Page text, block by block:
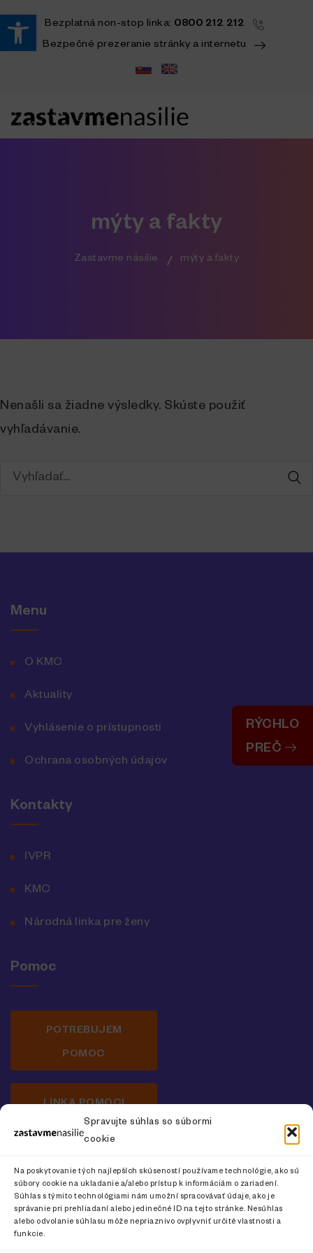
Open toolbar
Spravujte súhlas so súbormi
cookie
Na poskytovanie tých najlepších skúseností používame technológie, ako sú
súbory cookie na ukladanie a/alebo prístup k informáciám o zariadení.
Súhlas s týmito technológiami nám umožní spracovávať údaje, ako je
správanie pri prehliadaní alebo jedinečné ID na tejto stránke. Nesúhlas
alebo odvolanie súhlasu môže nepriaznivo ovplyvniť určité vlastnosti a
funkcie.
Bezplatná non-stop linka: 0800 212 212
Bezpečné prezeranie stránky a internetu
RÝCHLO
PREČ
mýty a fakty
Zastavme násilie mýty a fakty
Nenašli sa žiadne výsledky. Skúste použiť
vyhľadávanie.
Vyhľadať:
Menu
O KMC
Aktuality
Vyhlásenie o prístupnosti
Ochrana osobných údajov
Kontakty
IVPR
KMC
Národná linka pre ženy
Pomoc
POTREBUJEM
POMOC
LINKA POMOCI
Newsletter o prevencii násilia na ženách
CHCEM ODOBERAŤ